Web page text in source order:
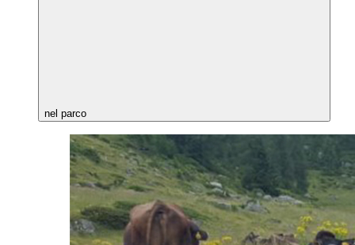
nel parco